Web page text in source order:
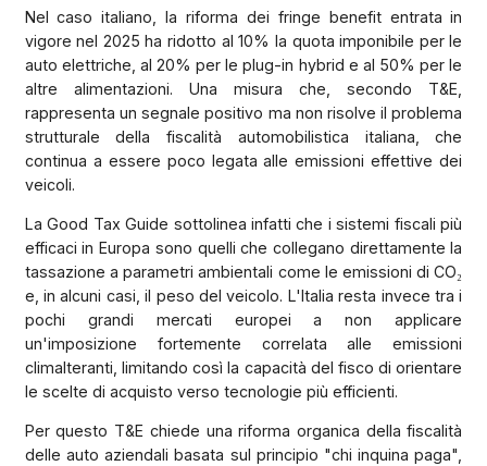
Nel caso italiano, la riforma dei fringe benefit entrata in
vigore nel 2025 ha ridotto al 10% la quota imponibile per le
auto elettriche, al 20% per le plug-in hybrid e al 50% per le
altre alimentazioni. Una misura che, secondo T&E,
rappresenta un segnale positivo ma non risolve il problema
strutturale della fiscalità automobilistica italiana, che
continua a essere poco legata alle emissioni effettive dei
veicoli.
La Good Tax Guide sottolinea infatti che i sistemi fiscali più
efficaci in Europa sono quelli che collegano direttamente la
tassazione a parametri ambientali come le emissioni di CO₂
e, in alcuni casi, il peso del veicolo. L'Italia resta invece tra i
pochi grandi mercati europei a non applicare
un'imposizione fortemente correlata alle emissioni
climalteranti, limitando così la capacità del fisco di orientare
le scelte di acquisto verso tecnologie più efficienti.
Per questo T&E chiede una riforma organica della fiscalità
delle auto aziendali basata sul principio "chi inquina paga",